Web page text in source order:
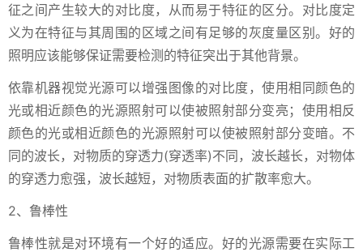
征之间产生较大的对比度，从而易于特征的区分。对比度定
义为在特征与其周围的区域之间有足够的灰度量区别。好的
照明应该能够保证需要检测的特征突出于其他背景。
依靠机器视觉光源可以增强图像的对比度，使用相同颜色的
光或相近颜色的光源照射可以使被照射部分变亮；使用相反
颜色的光或相近颜色的光源照射可以使被照射部分变暗。不
同的波长，对物质的穿透力(穿透率)不同，波长越长，对物体
的穿透力愈强，波长越短，对物质表面的扩散率愈大。
2、鲁棒性
鲁棒性就是对环境有一个好的适应。好的光源需要在实际工